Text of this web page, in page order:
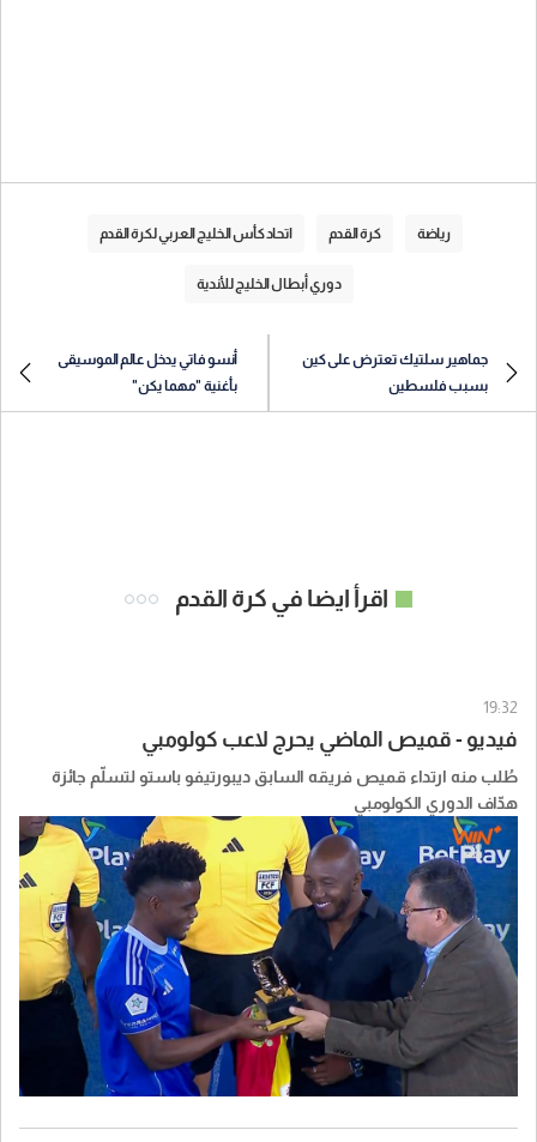
رياضة كرة القدم اتحاد كأس الخليج العربي لكرة القدم
دوري أبطال الخليج للأندية
جماهير سلتيك تعترض على كين
بسبب فلسطين
أنسو فاتي يدخل عالم الموسيقى
بأغنية "مهما يكن"
اقرأ ايضا في كرة القدم
19:32
فيديو - قميص الماضي يحرج لاعب كولومبي
طُلب منه ارتداء قميص فريقه السابق ديبورتيفو باستو لتسلّم جائزة
هدّاف الدوري الكولومبي